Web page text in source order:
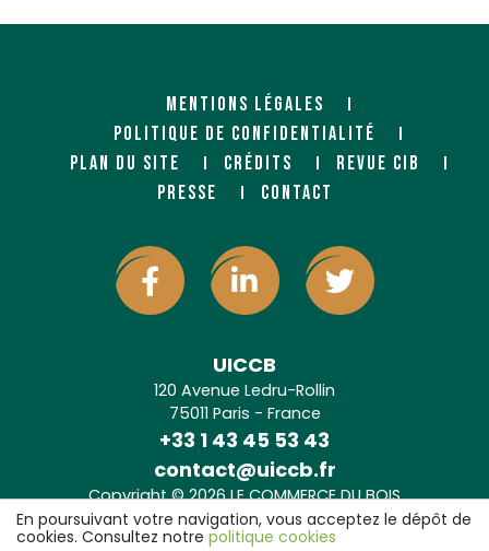
MENTIONS LÉGALES
POLITIQUE DE CONFIDENTIALITÉ
PLAN DU SITE
CRÉDITS
REVUE CIB
PRESSE
CONTACT
UICCB
120 Avenue Ledru-Rollin
75011 Paris - France
+33 1 43 45 53 43
contact@uiccb.fr
Copyright © 2026 LE COMMERCE DU BOIS
Agence web Paris: 6LAB
En poursuivant votre navigation, vous acceptez le dépôt de
cookies. Consultez notre politique cookies